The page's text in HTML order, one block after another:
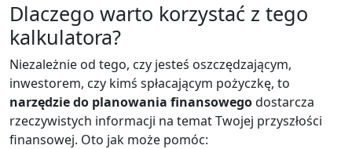
Dlaczego warto korzystać z tego
kalkulatora?
Niezależnie od tego, czy jesteś oszczędzającym,
inwestorem, czy kimś spłacającym pożyczkę, to
narzędzie do planowania finansowegodostarcza
rzeczywistych informacji na temat Twojej przyszłości
finansowej. Oto jak może pomóc: